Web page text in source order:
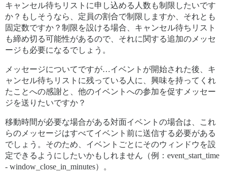
キャンセル待ちリストに申し込める人数も制限したいです
か？もしそうなら、定員の割合で制限しますか、それとも
固定数ですか？制限を設ける場合、キャンセル待ちリスト
も締め切る可能性があるので、それに関する追加のメッセ
ージも必要になるでしょう。
メッセージについてですが…イベントが開始された後、キ
ャンセル待ちリストに残っている人に、興味を持ってくれ
たことへの感謝と、他のイベントへの参加を促すメッセー
ジを送りたいですか？
移動時間が必要な場合がある対面イベントの場合は、これ
らのメッセージはすべてイベント前に送信する必要がある
でしょう。そのため、イベントごとにそのウィンドウを設
定できるようにしたいかもしれません（例：event_start_time
- window_close_in_minutes）。